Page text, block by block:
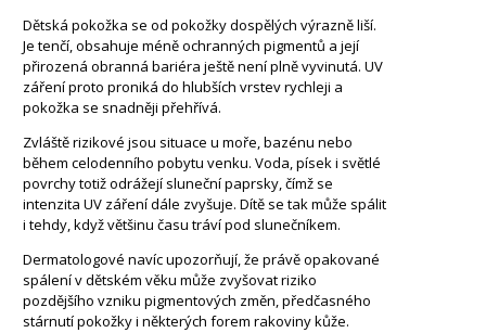
Dětská pokožka se od pokožky dospělých výrazně liší.
Je tenčí, obsahuje méně ochranných pigmentů a její
přirozená obranná bariéra ještě není plně vyvinutá. UV
záření proto proniká do hlubších vrstev rychleji a
pokožka se snadněji přehřívá.
Zvláště rizikové jsou situace u moře, bazénu nebo
během celodenního pobytu venku. Voda, písek i světlé
povrchy totiž odrážejí sluneční paprsky, čímž se
intenzita UV záření dále zvyšuje. Dítě se tak může spálit
i tehdy, když většinu času tráví pod slunečníkem.
Dermatologové navíc upozorňují, že právě opakované
spálení v dětském věku může zvyšovat riziko
pozdějšího vzniku pigmentových změn, předčasného
stárnutí pokožky i některých forem rakoviny kůže.